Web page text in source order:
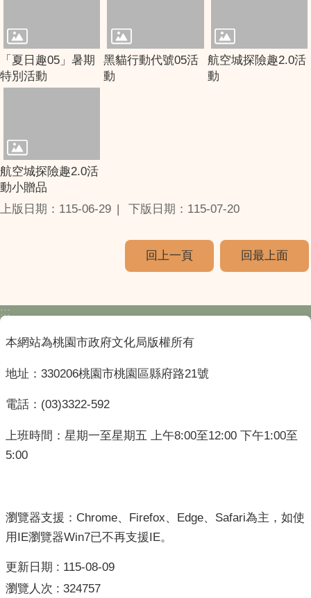
「夏日趣05」暑期
特別活動
黑貓行動代號05活
動
航空城探險趣2.0活
動
航空城探險趣2.0活
動小贈品
上版日期：115-06-29
下版日期：115-07-20
回上一頁 回最上面
:::
本網站為桃園市政府文化局版權所有
地址：330206桃園市桃園區縣府路21號
電話：(03)3322-592
上班時間：星期一至星期五 上午8:00至12:00 下午1:00至
5:00
瀏覽器支援：Chrome、Firefox、Edge、Safari為主，如使
用IE瀏覽器Win7已不再支援IE。
更新日期
115-08-09
瀏覽人次
324757